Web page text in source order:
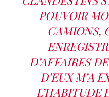
POUVOIR
CAMIONS,
D’AFFAIRES
D’EUX M’A
L’HABITUDE